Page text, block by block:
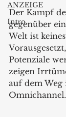
ANZEIGE
Intro
Der Kampf
gegenüber
Welt ist
Potenziale
zeigen
auf dem
Omnichannel.